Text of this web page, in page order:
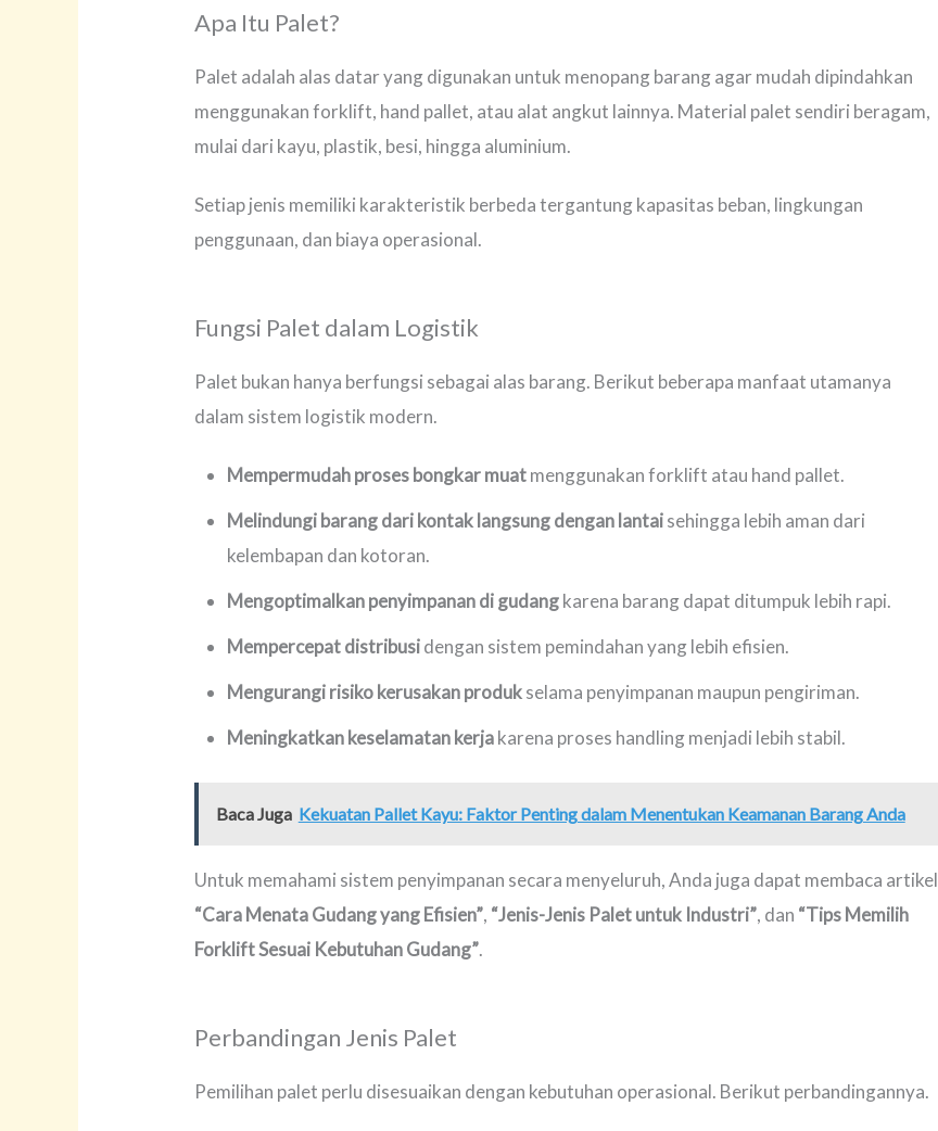
Apa Itu Palet?
Palet adalah alas datar yang digunakan untuk menopang barang agar mudah dipindahkan
menggunakan forklift, hand pallet, atau alat angkut lainnya. Material palet sendiri beragam,
mulai dari kayu, plastik, besi, hingga aluminium.
Setiap jenis memiliki karakteristik berbeda tergantung kapasitas beban, lingkungan
penggunaan, dan biaya operasional.
Fungsi Palet dalam Logistik
Palet bukan hanya berfungsi sebagai alas barang. Berikut beberapa manfaat utamanya
dalam sistem logistik modern.
Mempermudah proses bongkar muatmenggunakan forklift atau hand pallet.
Melindungi barang dari kontak langsung dengan lantaisehingga lebih aman dari
kelembapan dan kotoran.
Mengoptimalkan penyimpanan di gudangkarena barang dapat ditumpuk lebih rapi.
Mempercepat distribusidengan sistem pemindahan yang lebih efisien.
Mengurangi risiko kerusakan produkselama penyimpanan maupun pengiriman.
Meningkatkan keselamatan kerjakarena proses handling menjadi lebih stabil.
Baca Juga Kekuatan Pallet Kayu: Faktor Penting dalam Menentukan Keamanan Barang Anda
Untuk memahami sistem penyimpanan secara menyeluruh, Anda juga dapat membaca artikel
“Cara Menata Gudang yang Efisien”, “Jenis-Jenis Palet untuk Industri”, dan “Tips Memilih
Forklift Sesuai Kebutuhan Gudang”.
Perbandingan Jenis Palet
Pemilihan palet perlu disesuaikan dengan kebutuhan operasional. Berikut perbandingannya.